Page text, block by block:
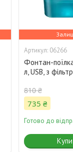
06266
Фонтан-
л, USB, з
810 ₴
735 ₴
Готово до